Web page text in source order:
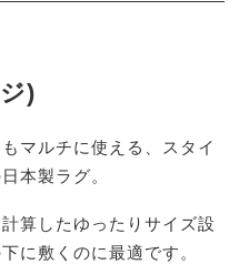
)
マルチに使える、スタイ
本製ラグ。
算したゆったりサイズ設
に敷くのに最適です。